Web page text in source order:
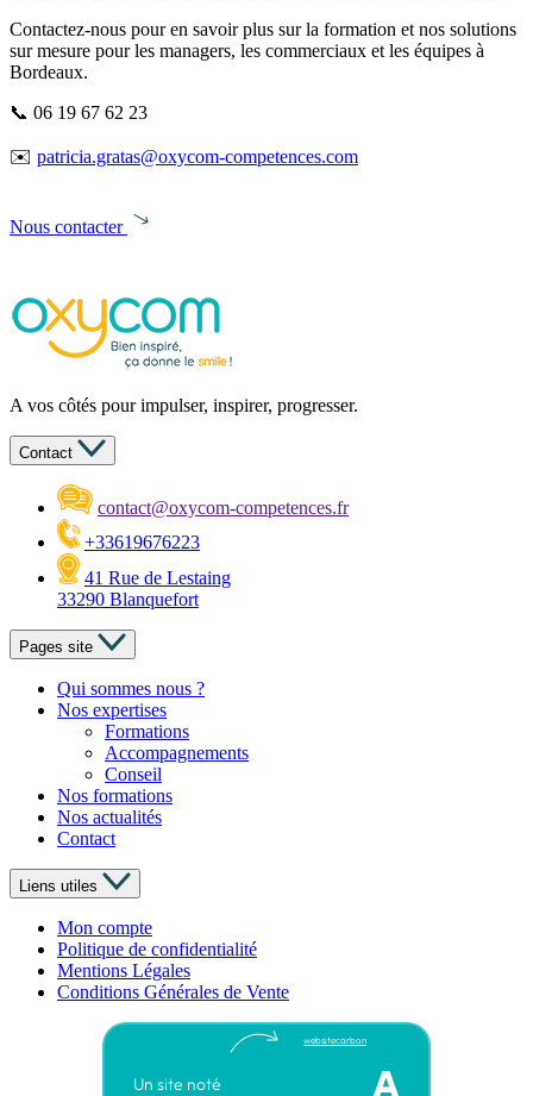
Contactez-nous pour en savoir plus sur la formation et nos solutions
sur mesure pour les managers, les commerciaux et les équipes à
Bordeaux.
📞 06 19 67 62 23
✉️ patricia.gratas@oxycom-competences.com
Nous contacter
A vos côtés pour impulser, inspirer, progresser.
Contact
contact@oxycom-competences.fr
+33619676223
41 Rue de Lestaing
33290 Blanquefort
Pages site
Qui sommes nous ?
Nos expertises
Formations
Accompagnements
Conseil
Nos formations
Nos actualités
Contact
Liens utiles
Mon compte
Politique de confidentialité
Mentions Légales
Conditions Générales de Vente
Un site noté
websitecarbon
A